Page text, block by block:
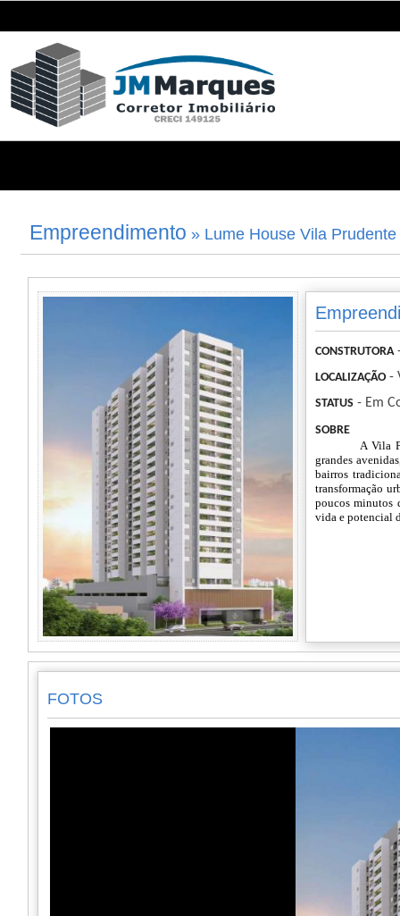
Empreendimento » Lume House Vila Prudente
CONSTRUTORA-
LOCALIZAÇÃO-
STATUS - Em
SOBRE
A Vila
grandes
bairros
transformação
poucos minutos
vida e potencial
FOTOS